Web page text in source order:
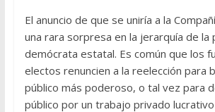
El anuncio de que se uniría a la
una rara sorpresa en la jerarquía de la
demócrata estatal. Es común que los
electos renuncien a la reelección para
público más poderoso, o tal vez para
público por un trabajo privado